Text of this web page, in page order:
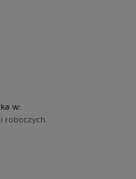
w:
roboczych.
płatności